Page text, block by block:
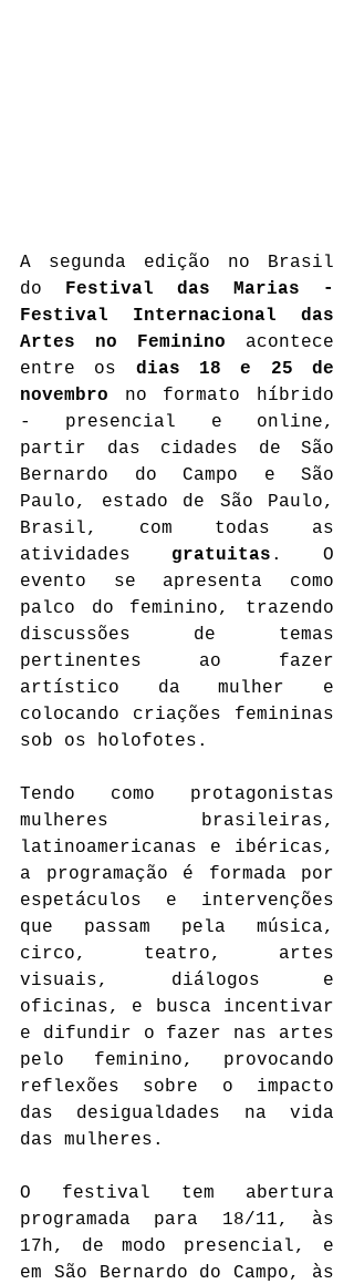
A segunda edição no Brasil
do Festival das Marias -
Festival Internacional das
Artes no Feminino acontece
entre os dias 18 e 25 de
novembro no formato híbrido
- presencial e online,
partir das cidades de São
Bernardo do Campo e São
Paulo, estado de São Paulo,
Brasil, com todas as
atividades gratuitas . O
evento se apresenta como
palco do feminino, trazendo
discussões de temas
pertinentes ao fazer
artístico da mulher e
colocando criações femininas
sob os holofotes.
Tendo como protagonistas
mulheres brasileiras,
latinoamericanas e ibéricas,
a programação é formada por
espetáculos e intervenções
que passam pela música,
circo, teatro, artes
visuais, diálogos e
oficinas, e busca incentivar
e difundir o fazer nas artes
pelo feminino, provocando
reflexões sobre o impacto
das desigualdades na vida
das mulheres.
O festival tem abertura
programada para 18/11, às
17h, de modo presencial, e
em São Bernardo do Campo, às